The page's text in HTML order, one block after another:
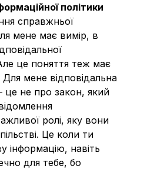
політики
справжньої
мене має вимір, в
це поняття теж має
Для мене відповідальна
це не про закон, який
ролі, яку вони
Це коли ти
інформацію, навіть
для тебе, бо